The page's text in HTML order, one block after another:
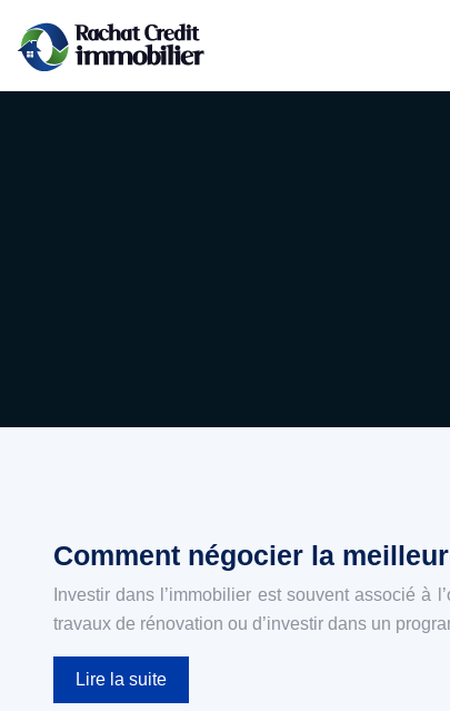
Comment négocier la
Investir dans l’immobilier est souvent associé à
travaux de rénovation ou d’investir dans un
Lire la suite